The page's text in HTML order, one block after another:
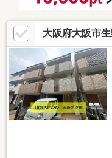
大阪府大阪市